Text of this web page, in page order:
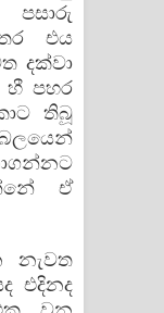
එය
දක්වා
හී පහර
තිබූ
ඒ
නැවත
එදිනද